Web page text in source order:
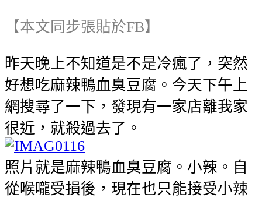
【本文同步張貼於FB】
昨天晚上不知道是不是冷瘋了，突然
好想吃麻辣鴨血臭豆腐。今天下午上
網搜尋了一下，發現有一家店離我家
很近，就殺過去了。
照片就是麻辣鴨血臭豆腐。小辣。自
從喉嚨受損後，現在也只能接受小辣